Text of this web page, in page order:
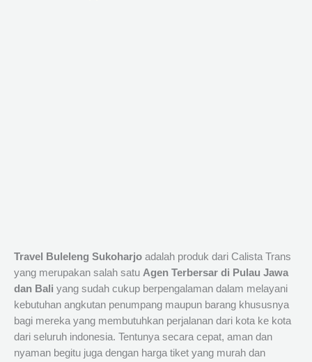
Travel Buleleng Sukoharjo adalah produk dari Calista Trans
yang merupakan salah satu Agen Terbersar di Pulau Jawa
dan Bali yang sudah cukup berpengalaman dalam melayani
kebutuhan angkutan penumpang maupun barang khususnya
bagi mereka yang membutuhkan perjalanan dari kota ke kota
dari seluruh indonesia. Tentunya secara cepat, aman dan
nyaman begitu juga dengan harga tiket yang murah dan